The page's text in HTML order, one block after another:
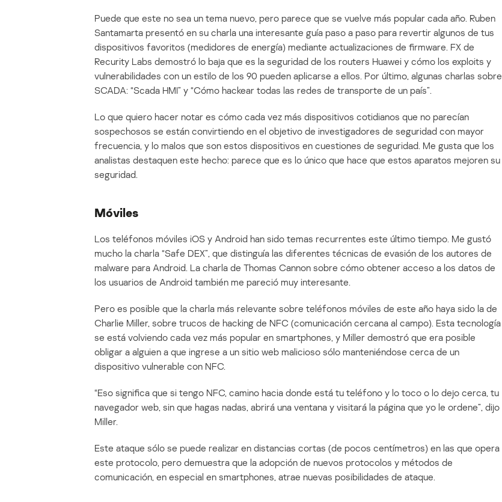
Puede que este no sea un tema nuevo, pero parece que se vuelve más popular cada año. Ruben
Santamarta presentó en su charla una interesante guía paso a paso para revertir algunos de tus
dispositivos favoritos (medidores de energía) mediante actualizaciones de firmware. FX de
Recurity Labs demostró lo baja que es la seguridad de los routers Huawei y cómo los exploits y
vulnerabilidades con un estilo de los 90 pueden aplicarse a ellos. Por último, algunas charlas sobre
SCADA: “Scada HMI” y “Cómo hackear todas las redes de transporte de un país”.
Lo que quiero hacer notar es cómo cada vez más dispositivos cotidianos que no parecían
sospechosos se están convirtiendo en el objetivo de investigadores de seguridad con mayor
frecuencia, y lo malos que son estos dispositivos en cuestiones de seguridad. Me gusta que los
analistas destaquen este hecho: parece que es lo único que hace que estos aparatos mejoren su
seguridad.
Móviles
Los teléfonos móviles iOS y Android han sido temas recurrentes este último tiempo. Me gustó
mucho la charla “Safe DEX”, que distinguía las diferentes técnicas de evasión de los autores de
malware para Android. La charla de Thomas Cannon sobre cómo obtener acceso a los datos de
los usuarios de Android también me pareció muy interesante.
Pero es posible que la charla más relevante sobre teléfonos móviles de este año haya sido la de
Charlie Miller, sobre trucos de hacking de NFC (comunicación cercana al campo). Esta tecnología
se está volviendo cada vez más popular en smartphones, y Miller demostró que era posible
obligar a alguien a que ingrese a un sitio web malicioso sólo manteniéndose cerca de un
dispositivo vulnerable con NFC.
“Eso significa que si tengo NFC, camino hacia donde está tu teléfono y lo toco o lo dejo cerca, tu
navegador web, sin que hagas nadas, abrirá una ventana y visitará la página que yo le ordene”, dijo
Miller.
Este ataque sólo se puede realizar en distancias cortas (de pocos centímetros) en las que opera
este protocolo, pero demuestra que la adopción de nuevos protocolos y métodos de
comunicación, en especial en smartphones, atrae nuevas posibilidades de ataque.